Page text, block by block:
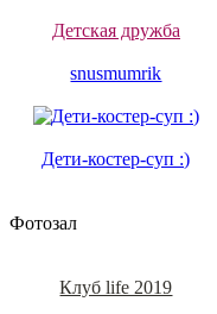
Детская дружба
snusmumrik
Дети-костер-суп :)
Фотозал
Клуб life 2019